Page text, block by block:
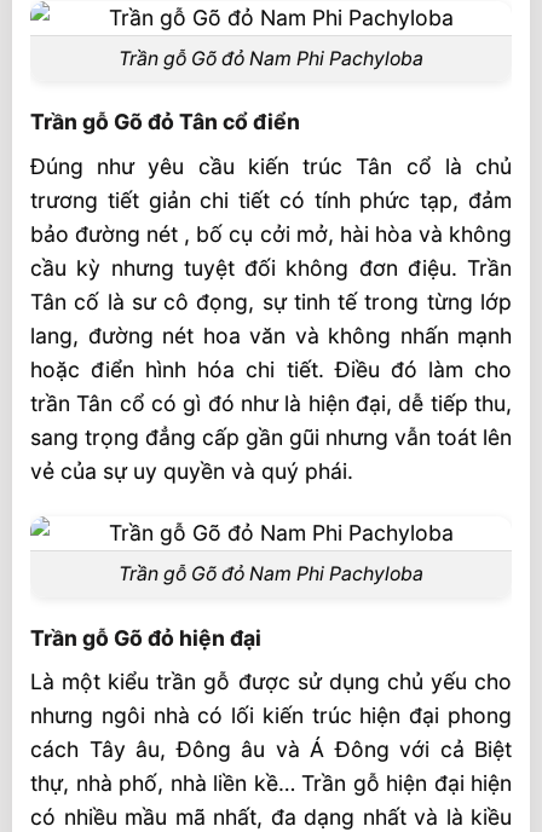
Trần gỗ Gõ đỏ Nam Phi Pachyloba
Trần gỗ Gõ đỏ Tân cổ điển
Đúng như yêu cầu kiến trúc Tân cổ là chủ
trương tiết giản chi tiết có tính phức tạp, đảm
bảo đường nét , bố cụ cởi mở, hài hòa và không
cầu kỳ nhưng tuyệt đối không đơn điệu. Trần
Tân cố là sư cô đọng, sự tinh tế trong từng lớp
lang, đường nét hoa văn và không nhấn mạnh
hoặc điển hình hóa chi tiết. Điều đó làm cho
trần Tân cổ có gì đó như là hiện đại, dễ tiếp thu,
sang trọng đẳng cấp gần gũi nhưng vẫn toát lên
vẻ của sự uy quyền và quý phái.
Trần gỗ Gõ đỏ Nam Phi Pachyloba
Trần gỗ Gõ đỏ hiện đại
Là một kiểu trần gỗ được sử dụng chủ yếu cho
nhưng ngôi nhà có lối kiến trúc hiện đại phong
cách Tây âu, Đông âu và Á Đông với cả Biệt
thự, nhà phố, nhà liền kề… Trần gỗ hiện đại hiện
có nhiều mầu mã nhất, đa dạng nhất và là kiều